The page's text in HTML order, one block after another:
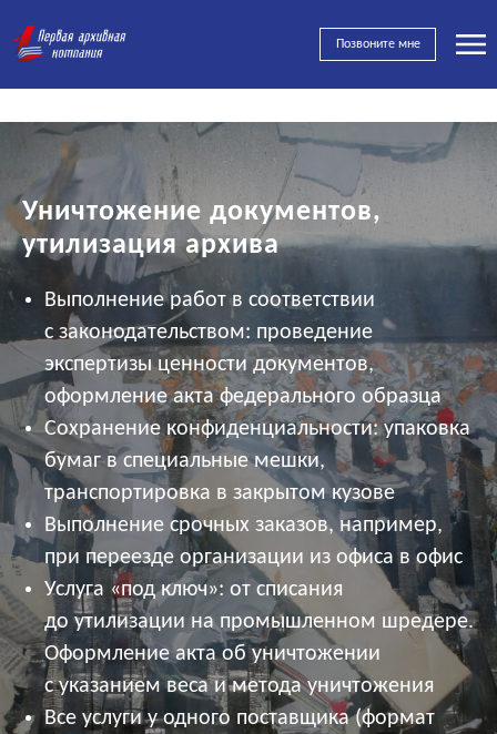
Позвоните мне
Уничтожение документов,
утилизация архива
Выполнение работ в соответствии
с законодательством: проведение
экспертизы ценности документов,
оформление акта федерального образца
Сохранение конфиденциальности: упаковка
бумаг в специальные мешки,
транспортировка в закрытом кузове
Выполнение срочных заказов, например,
при переезде организации из офиса в офис
Услуга «под ключ»: от списания
до утилизации на промышленном шредере.
Оформление акта об уничтожении
с указанием веса и метода уничтожения
Все услуги у одного поставщика (формат